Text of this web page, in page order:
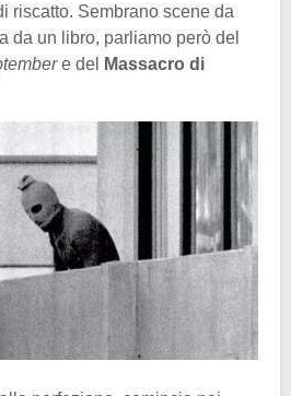
riscatto. Sembrano scene da
da un libro, parliamo però del
e del
Massacro di